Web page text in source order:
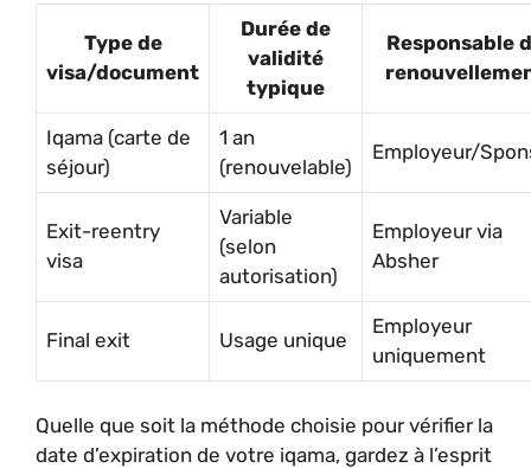
Type de
visa/document
Durée de
validité
typique
Responsable
Iqama (carte de
séjour)
1 an
(renouvelable)
Employeur/
Exit-reentry
visa
Variable
(selon
autorisation)
Employeur via
Absher
Final exit Usage unique
Employeur
uniquement
Quelle que soit la méthode choisie pour vérifier la
date d’expiration de votre iqama, gardez à l’esprit